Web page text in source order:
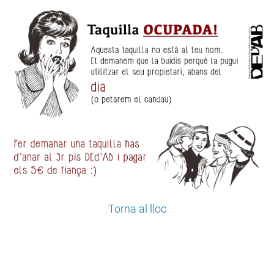
Torna al lloc